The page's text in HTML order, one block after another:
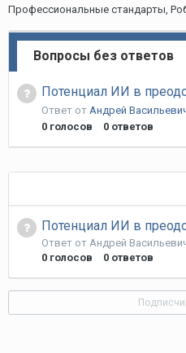
Профессиональные стандарты,
Вопросы без ответов
Потенциал ИИ в
Ответ от Андрей
0 голосов 0 ответов
Потенциал ИИ в
Ответ от Андрей
0 голосов 0 ответов